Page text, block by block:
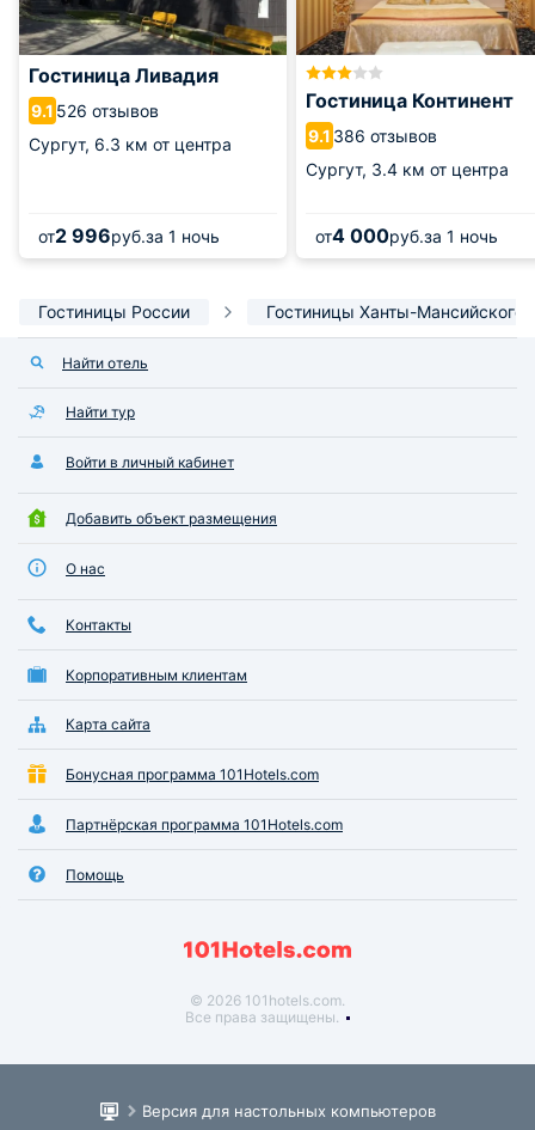
Гостиница Ливадия
9.1 526 отзывов
Сургут, 6.3 км от центра
от2 996руб.за 1 ночь
Гостиница Континент
9.1 386 отзывов
Сургут, 3.4 км от центра
от4 000руб.за 1 ночь
Гостиницы России Гостиницы Ханты-Мансийского
Найти отель
Найти тур
Войти в личный кабинет
Добавить объект размещения
О нас
Контакты
Корпоративным клиентам
Карта сайта
Бонусная программа 101Hotels.com
Партнёрская программа 101Hotels.com
Помощь
© 2026 101hotels.com.
Все права защищены.
Версия для настольных компьютеров